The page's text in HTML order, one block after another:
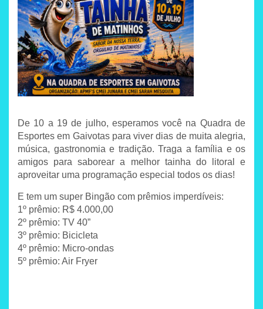
De 10 a 19 de julho, esperamos você na Quadra de
Esportes em Gaivotas para viver dias de muita alegria,
música, gastronomia e tradição. Traga a família e os
amigos para saborear a melhor tainha do litoral e
aproveitar uma programação especial todos os dias!
E tem um super Bingão com prêmios imperdíveis:
1º prêmio: R$ 4.000,00
2º prêmio: TV 40”
3º prêmio: Bicicleta
4º prêmio: Micro-ondas
5º prêmio: Air Fryer